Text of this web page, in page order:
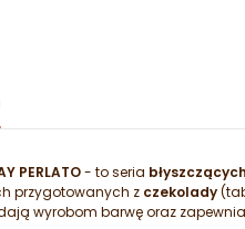
PERLATO- to seria
przygotowanych z czekolady
wyrobom barwę oraz